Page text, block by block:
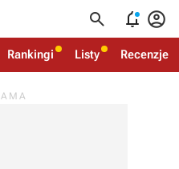
  
Rankingi Listy Recenzje